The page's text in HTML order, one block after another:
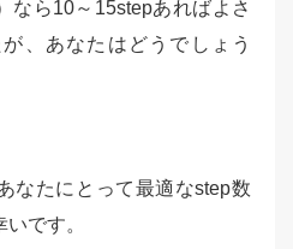
なら10～15stepあればよさ
、あなたはどうでしょう
なたにとって最適なstep数
です。